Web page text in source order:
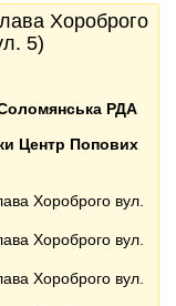
Хороброго
5)
РДА
Центр Попових
Хороброго вул.
Хороброго вул.
Хороброго вул.